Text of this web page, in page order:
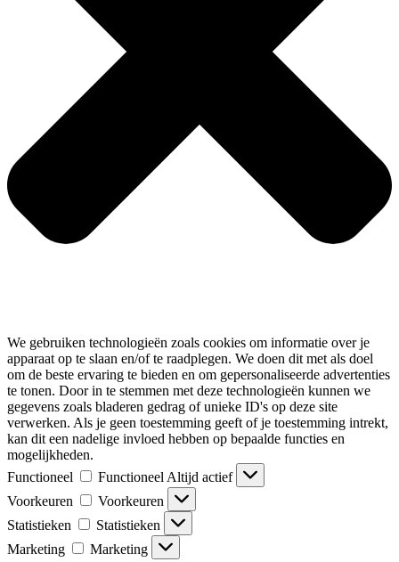
We gebruiken technologieën zoals cookies om informatie over je
apparaat op te slaan en/of te raadplegen. We doen dit met als doel
om de beste ervaring te bieden en om gepersonaliseerde advertenties
te tonen. Door in te stemmen met deze technologieën kunnen we
gegevens zoals bladeren gedrag of unieke ID's op deze site
verwerken. Als je geen toestemming geeft of je toestemming intrekt,
kan dit een nadelige invloed hebben op bepaalde functies en
mogelijkheden.
Functioneel
Functioneel Altijd actief
Voorkeuren
Voorkeuren
Statistieken
Statistieken
Marketing
Marketing